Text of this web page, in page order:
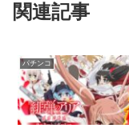
関連記事
パチンコ